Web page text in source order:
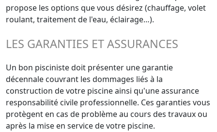
propose les options que vous désirez (chauffage, volet
roulant, traitement de l'eau, éclairage…).
LES GARANTIES ET ASSURANCES
Un bon pisciniste doit présenter une garantie
décennale couvrant les dommages liés à la
construction de votre piscine ainsi qu'une assurance
responsabilité civile professionnelle. Ces garanties vous
protègent en cas de problème au cours des travaux ou
après la mise en service de votre piscine.